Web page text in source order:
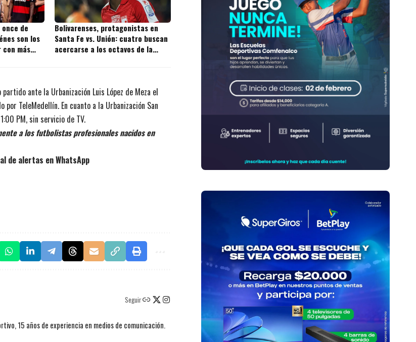
de
son los
más
Bolivarenses, protagonistas en
Santa Fe vs. Unión: cuatro buscan
acercarse a los octavos de la
ante la Urbanización Luis López de Meza el
TeleMedellín. En cuanto a la Urbanización San
PM, sin servicio de TV.
a los futbolistas profesionales nacidos en
de alertas en WhatsApp
Seguir
15 años de experiencia en medios de comunicación.